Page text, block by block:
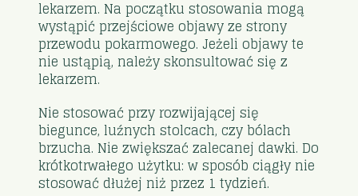
lekarzem. Na początku stosowania mogą
wystąpić przejściowe objawy ze strony
przewodu pokarmowego. Jeżeli objawy te
nie ustąpią, należy skonsultować się z
lekarzem.
Nie stosować przy rozwijającej się
biegunce, luźnych stolcach, czy bólach
brzucha. Nie zwiększać zalecanej dawki. Do
krótkotrwałego użytku: w sposób ciągły nie
stosować dłużej niż przez 1 tydzień.